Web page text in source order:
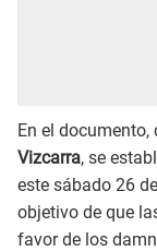
En el
Vizcarra, se
este sábado 26
objetivo de que
favor de los